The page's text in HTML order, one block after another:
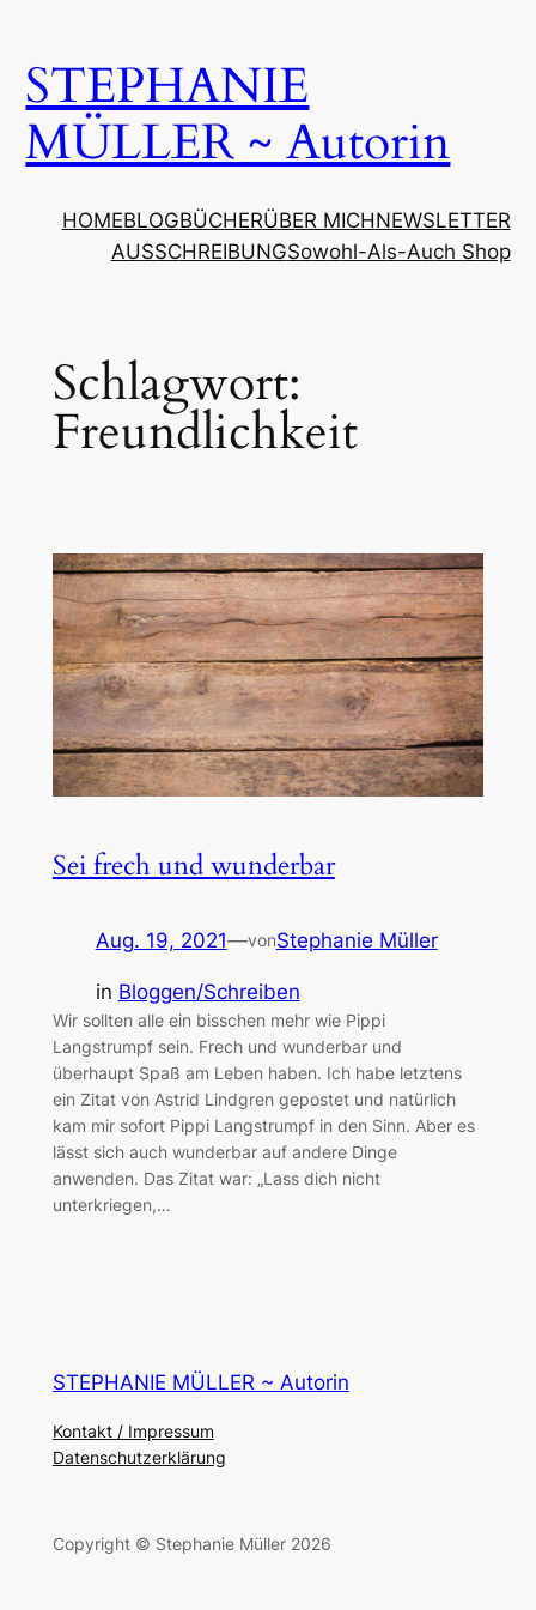
springen
STEPHANIE
MÜLLER ~ Autorin
HOMEBLOGBÜCHERÜBER MICHNEWSLETTER
AUSSCHREIBUNGSowohl-Als-Auch Shop
Schlagwort:
Freundlichkeit
Sei frech und wunderbar
Aug. 19, 2021—vonStephanie Müller
in Bloggen/Schreiben
Wir sollten alle ein bisschen mehr wie Pippi
Langstrumpf sein. Frech und wunderbar und
überhaupt Spaß am Leben haben. Ich habe letztens
ein Zitat von Astrid Lindgren gepostet und natürlich
kam mir sofort Pippi Langstrumpf in den Sinn. Aber es
lässt sich auch wunderbar auf andere Dinge
anwenden. Das Zitat war: „Lass dich nicht
unterkriegen,…
STEPHANIE MÜLLER ~ Autorin
Kontakt / Impressum
Datenschutzerklärung
Copyright © Stephanie Müller 2026